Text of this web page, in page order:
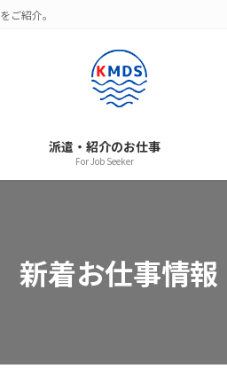
ご紹介。
派遣・紹介のお仕事
For Job Seeker
新着お仕事情報